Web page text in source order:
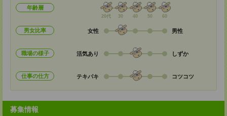
年齢層
20代 30 40 50 60
男女比率 女性 男性
職場の様子 活気あり しずか
仕事の仕方 テキパキ コツコツ
募集情報